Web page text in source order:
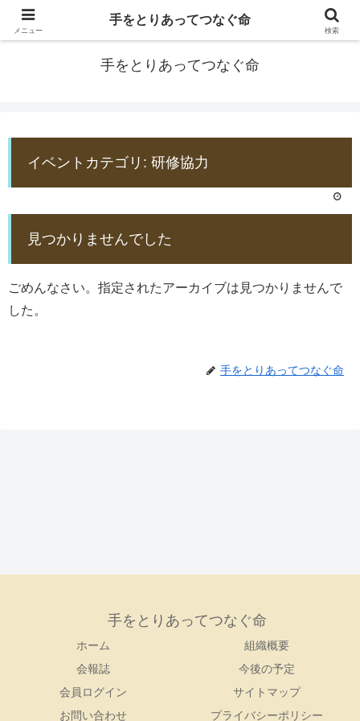
防災士EDOGAWA
手をとりあってつなぐ命
イベントカテゴリ: 研修協力
見つかりませんでした
ごめんなさい。指定されたアーカイブは見つかりませんで
した。
手をとりあってつなぐ命
手をとりあってつなぐ命
ホーム
組織概要
会報誌
今後の予定
会員ログイン
サイトマップ
お問い合わせ
プライバシーポリシー
メニュー
手をとりあってつなぐ命
検索